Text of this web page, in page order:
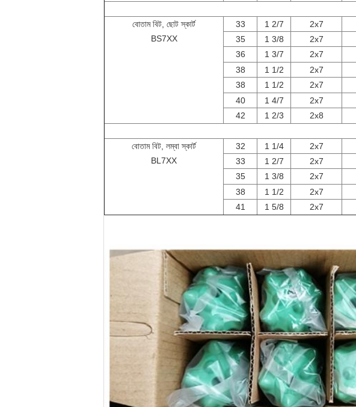
বোতাম বিট, ছোট স্কার্ট
BS7XX
33 1 2/7 2x7
35
1 3/8 2x7
36
1 3/7 2x7
38
1 1/2 2x7
38
1 1/2 2x7
40
1 4/7 2x7
42
1 2/3 2x8
বোতাম বিট, লম্বা স্কার্ট
BL7XX
32 1 1/4 2x7
33
1 2/7 2x7
35
1 3/8 2x7
38
1 1/2 2x7
41
1 5/8 2x7